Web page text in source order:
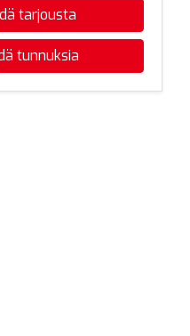
tarjousta
tunnuksia